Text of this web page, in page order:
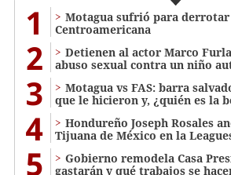
1
Motagua sufrió para derrotar
Centroamericana
2
Detienen al actor Marco
abuso sexual contra un niño
3
Motagua vs FAS: barra
que le hicieron y, ¿quién es la
4
Hondureño Joseph Rosales
Tijuana de México en la
5
Gobierno remodela Casa
gastarán y qué trabajos se